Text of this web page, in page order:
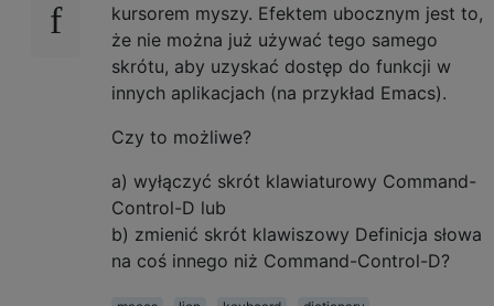
kursorem myszy. Efektem ubocznym jest to,
że nie można już używać tego samego
skrótu, aby uzyskać dostęp do funkcji w
innych aplikacjach (na przykład Emacs).
Czy to możliwe?
a) wyłączyć skrót klawiaturowy Command-
Control-D lub
b) zmienić skrót klawiszowy Definicja słowa
na coś innego niż Command-Control-D?